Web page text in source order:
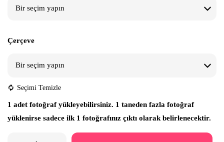
Çerçeve
Seçimi Temizle
1 adet fotoğraf yükleyebilirsiniz. 1 taneden fazla fotoğraf
yüklenirse sadece ilk 1 fotoğrafınız çıktı olarak belirlenecektir.